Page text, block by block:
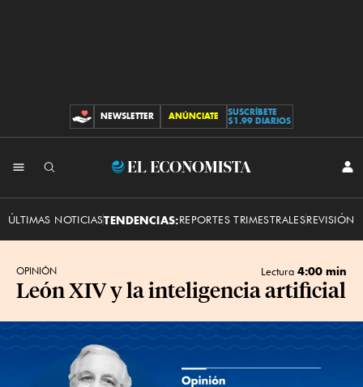
CONTRIBUCIONES
NEWSLETTER ANÚNCIATE
SUSCRÍBETE
$1.99 DIARIOS
El
ÚLTIMAS NOTICIASTENDENCIAS:REPORTES TRIMESTRALESREVISIÓN
OPINIÓN Lectura 4:00 min
León XIV y la inteligencia artificial